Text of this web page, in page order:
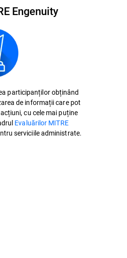
Engenuity
participanților obținând
de informații care pot
cu cele mai puține
Evaluărilor MITRE
serviciile administrate.